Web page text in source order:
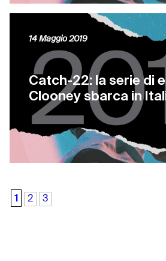
Catch-22: la serie di
Clooney sbarca in
14 Maggio 2019
1 2 3